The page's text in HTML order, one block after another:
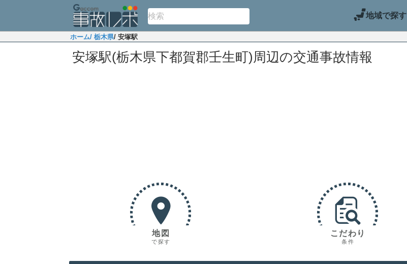
地域で探す
ホーム/ 栃木県/ 安塚駅
安塚駅(栃木県下都賀郡壬生町)周辺の交通事故情報
地図
で探す
こだわり
条件